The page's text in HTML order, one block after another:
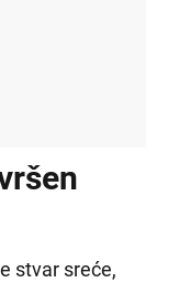
stvar sreće,